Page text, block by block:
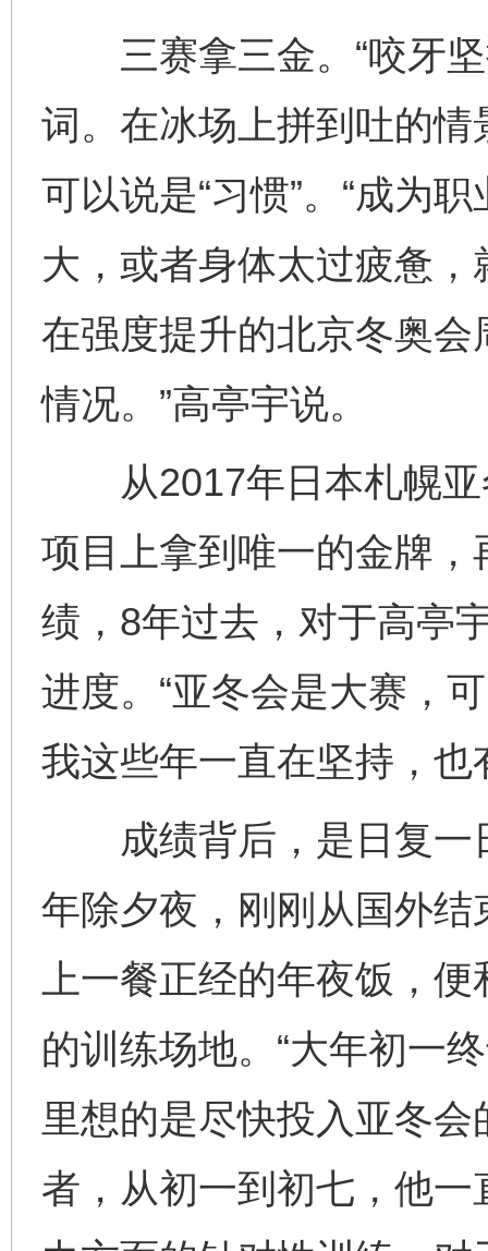
三赛拿三金。“咬牙坚
词。在冰场上拼到吐的
可以说是“习惯”。“成为
大，或者身体太过疲惫
在强度提升的北京冬奥会
情况。”高亭宇说。
从2017年日本札幌亚
项目上拿到唯一的金牌
绩，8年过去，对于高亭
进度。“亚冬会是大赛，
我这些年一直在坚持，也
成绩背后，是日复一
年除夕夜，刚刚从国外
上一餐正经的年夜饭，
的训练场地。“大年初一
里想的是尽快投入亚冬
者，从初一到初七，他